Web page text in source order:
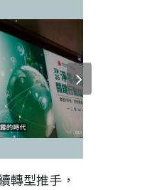
轉型推手，